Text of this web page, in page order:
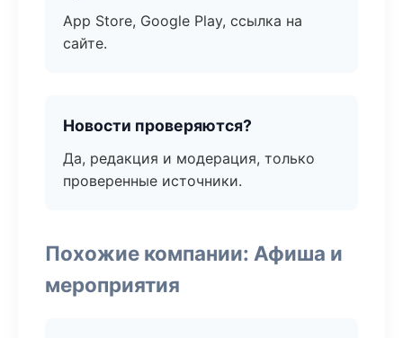
App Store, Google Play, ссылка на
сайте.
Новости проверяются?
Да, редакция и модерация, только
проверенные источники.
Похожие компании: Афиша и
мероприятия